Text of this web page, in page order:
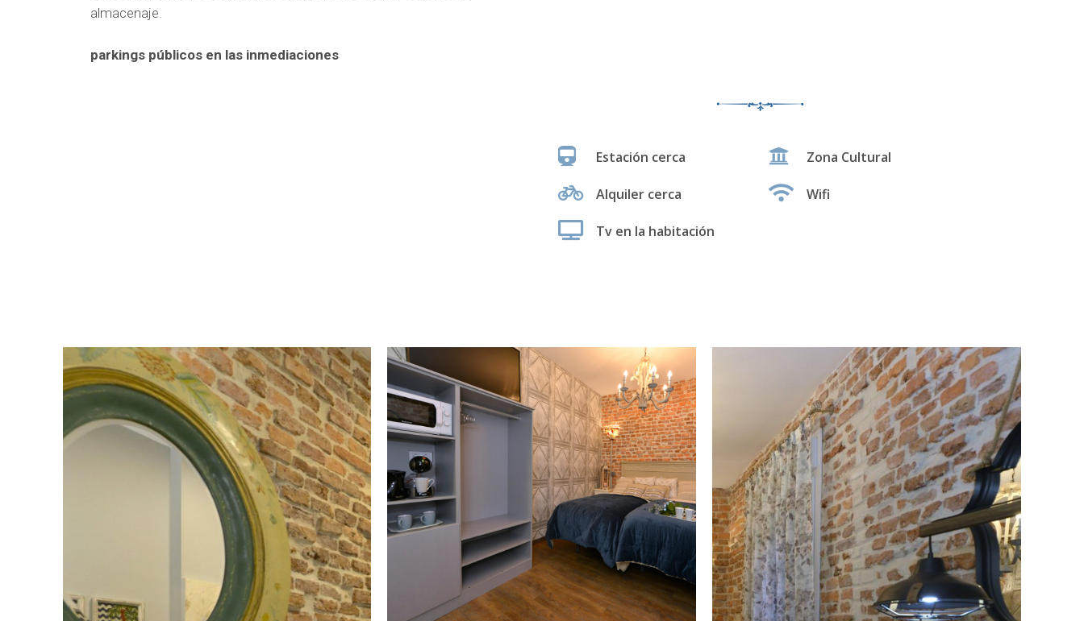
almacenaje.
parkings públicos en las inmediaciones
Estación cerca
Alquiler cerca
Tv en la habitación
Zona Cultural
Wifi